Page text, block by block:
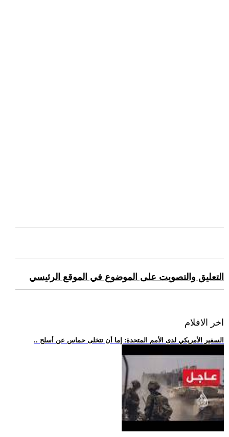
التعليق والتصويت على الموضوع في الموقع الرئيسي
اخر الافلام
.. السفير الأمريكي لدى الأمم المتحدة: إما أن تتخلى حماس عن أسلح